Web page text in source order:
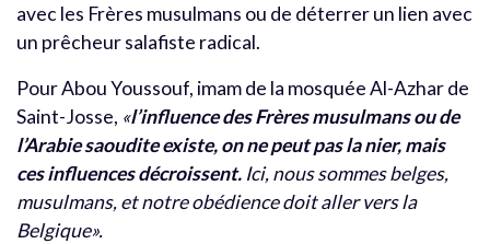
avec les Frères musulmans ou de déterrer un lien avec
un prêcheur salafiste radical.
Pour Abou Youssouf, imam de la mosquée Al-Azhar de
Saint-Josse, «l’influence des Frères musulmans ou de
l’Arabie saoudite existe, on ne peut pas la nier, mais
ces influences décroissent. Ici, nous sommes belges,
musulmans, et notre obédience doit aller vers la
Belgique».